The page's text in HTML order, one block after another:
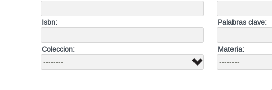
Isbn: Palabras clave:
Coleccion: Materia: